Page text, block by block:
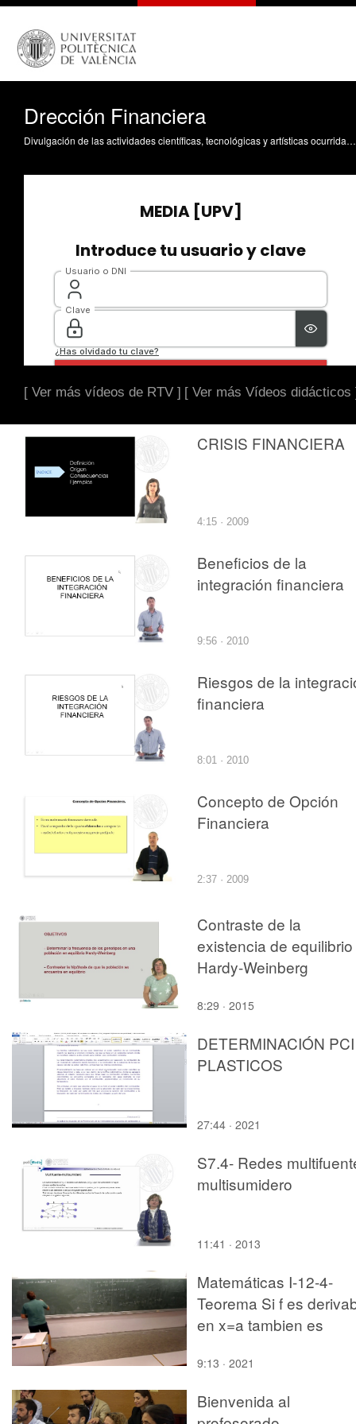
Drección Financiera
Divulgación de las actividades científicas, tecnológicas y artísticas ocurridas en los tres campus de la UPV
[ Ver más vídeos de RTV ] [ Ver más Vídeos didácticos
CRISIS FINANCIERA
4:15 · 2009
Beneficios de la
integración financiera
9:56 · 2010
Riesgos de la
financiera
8:01 · 2010
Concepto de Opción
Financiera
2:37 · 2009
Contraste de la
existencia de equilibrio
Hardy-Weinberg
8:29 · 2015
DETERMINACIÓN PCI
PLASTICOS
27:44 · 2021
S7.4- Redes
multisumidero
11:41 · 2013
Matemáticas I-12-4-
Teorema Si f es
en x=a tambien es
9:13 · 2021
Bienvenida al